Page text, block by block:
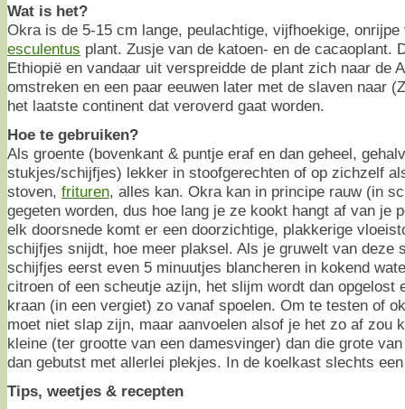
Wat is het?
Okra is de 5-15 cm lange, peulachtige, vijfhoekige,
esculentus plant. Zusje van de katoen- en de cacaoplant.
Ethiopië en vandaar uit verspreidde de plant zich naar de
omstreken en een paar eeuwen later met de slaven naar
het laatste continent dat veroverd gaat worden.
Hoe te gebruiken?
Als groente (bovenkant & puntje eraf en dan geheel,
stukjes/schijfjes) lekker in stoofgerechten of op zichzelf
stoven, frituren, alles kan. Okra kan in principe rauw (in
gegeten worden, dus hoe lang je ze kookt hangt af van je
elk doorsnede komt er een doorzichtige, plakkerige
schijfjes snijdt, hoe meer plaksel. Als je gruwelt van deze
schijfjes eerst even 5 minuutjes blancheren in kokend
citroen of een scheutje azijn, het slijm wordt dan opgelost
kraan (in een vergiet) zo vanaf spoelen. Om te testen of
moet niet slap zijn, maar aanvoelen alsof je het zo af zou
kleine (ter grootte van een damesvinger) dan die grote
dan gebutst met allerlei plekjes. In de koelkast slechts
Tips, weetjes & recepten